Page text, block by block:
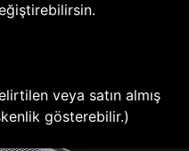
veya satın almış
gösterebilir.)